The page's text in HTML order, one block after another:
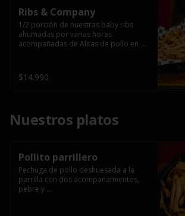
Ribs & Company
1/2 porción de nuestras baby ribs
ahumadas por varias horas
acompañadas de Alitas de pollo en
$14.990
Nuestros platos
Pollito parrillero
Pechuga de pollo deshuesada a la
parrilla con dos acompañamientos,
pebre y